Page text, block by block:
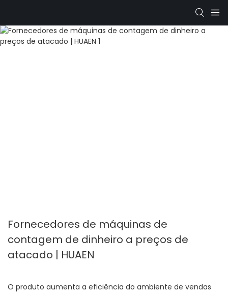
Fornecedores de máquinas de
contagem de dinheiro a preços de
atacado | HUAEN
O produto aumenta a eficiência do ambiente de vendas